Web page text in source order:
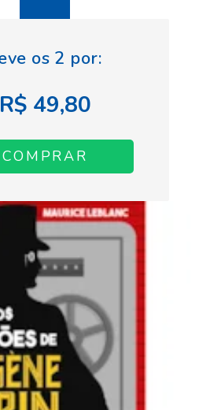
R$ 49,80